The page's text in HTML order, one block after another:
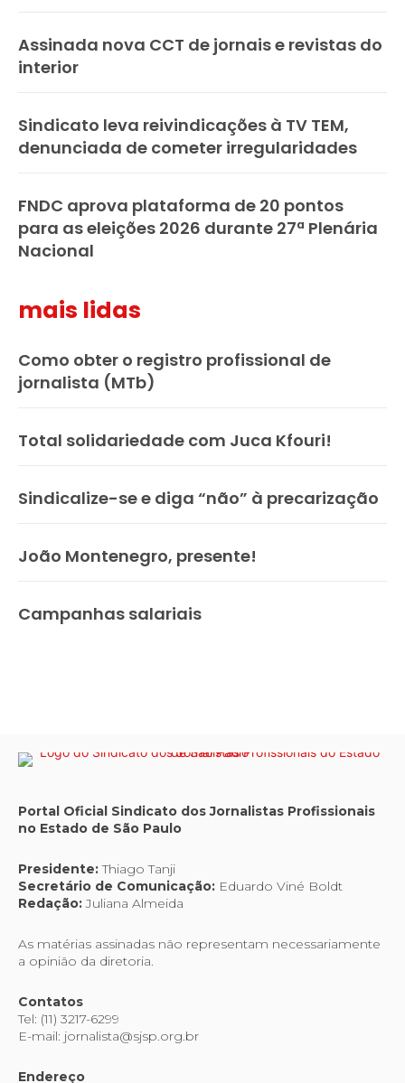
Assinada nova CCT de jornais e revistas do
interior
Sindicato leva reivindicações à TV TEM,
denunciada de cometer irregularidades
FNDC aprova plataforma de 20 pontos
para as eleições 2026 durante 27ª Plenária
Nacional
mais lidas
Como obter o registro profissional de
jornalista (MTb)
Total solidariedade com Juca Kfouri!
Sindicalize-se e diga “não” à precarização
João Montenegro, presente!
Campanhas salariais
Portal Oficial Sindicato dos Jornalistas Profissionais
no Estado de São Paulo
Presidente:Thiago Tanji
Secretário de Comunicação: Eduardo Viné Boldt
Redação:Juliana Almeida
As matérias assinadas não representam necessariamente
a opinião da diretoria.
Contatos
Tel: (11) 3217-6299
E-mail: jornalista@sjsp.org.br
Endereço